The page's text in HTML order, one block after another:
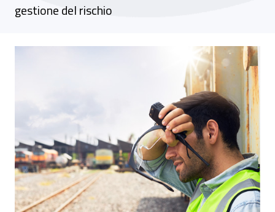
gestione del rischio
Stress termico, online le linee guida